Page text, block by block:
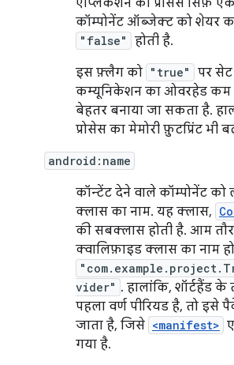
ऐप्लिकेशन की प्रोसेस सिर्फ़
कॉम्पोनेंट ऑब्जेक्ट को शेयर
"false"
होती है.
इस फ़्लैग को "true"
पर सेट
कम्यूनिकेशन का ओवरहेड कम
बेहतर बनाया जा सकता है.
प्रोसेस का मेमोरी फ़ुटप्रिंट भी
android:name
कॉन्टेंट देने वाले कॉम्पोनेंट को
क्लास का नाम. यह क्लास,
की सबक्लास होती है. आम
क्वालिफ़ाइड क्लास का नाम
vider" . हालांकि, शॉर्टहैंड
पहला वर्ण पीरियड है, तो इसे
जाता है, जिसे <manifest>
गया है.